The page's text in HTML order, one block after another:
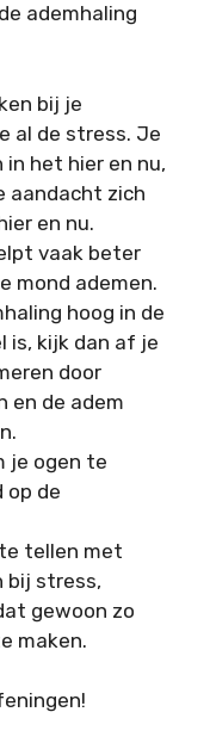
ademhaling
bij je
al de stress. Je
het hier en nu,
aandacht zich
en nu.
vaak beter
mond ademen.
hoog in de
is, kijk dan af je
door
en de adem
je ogen te
op de
tellen met
bij stress,
gewoon zo
maken.